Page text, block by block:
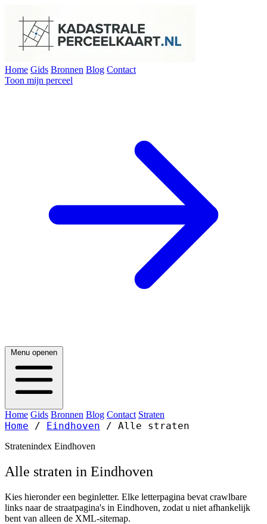
Home Gids Bronnen Blog Contact
Toon mijn perceel
Menu openen
Home Gids Bronnen Blog Contact Straten
Home / Eindhoven / Alle straten
Stratenindex Eindhoven
Alle straten in Eindhoven
Kies hieronder een beginletter. Elke letterpagina bevat crawlbare
links naar de straatpagina's in Eindhoven, zodat u niet afhankelijk
bent van alleen de XML-sitemap.